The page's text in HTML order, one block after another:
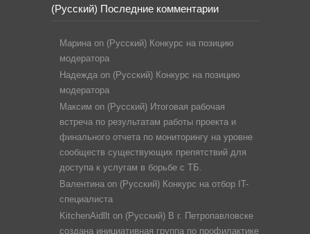
(Русский) Последние комментарии
Марина on (Русский) Конкурс на позицию
модератора
Надежда on (Русский) Конкурс на позицию
модератора
Максим on (Русский) Итоговая рабочая
встреча по результатам работы проекта и
финального отчета по мониторингу на уровне
сообществ существующих препятствий для
доступа к услугам в борьбе с ТБ.
Валентина on (Русский) Конкурс на отбор IT-
специалиста
KitchenAidllt on (Русский) В г. Петропавловске
создана инициативная группа по профилактике